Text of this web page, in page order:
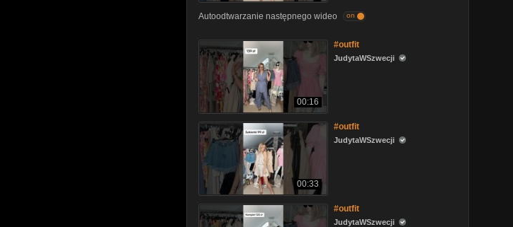
Autoodtwarzanie następnego wideo on
00:16
#outfit
JudytaWSzwecji
00:33
#outfit
JudytaWSzwecji
#outfit
JudytaWSzwecji